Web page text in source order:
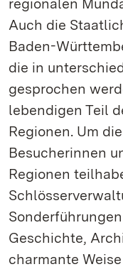
regionalen
Auch die
Baden-
die in
gesprochen
lebendigen Teil
Regionen. Um
Besucherinnen
Regionen
Geschichte,
charmante